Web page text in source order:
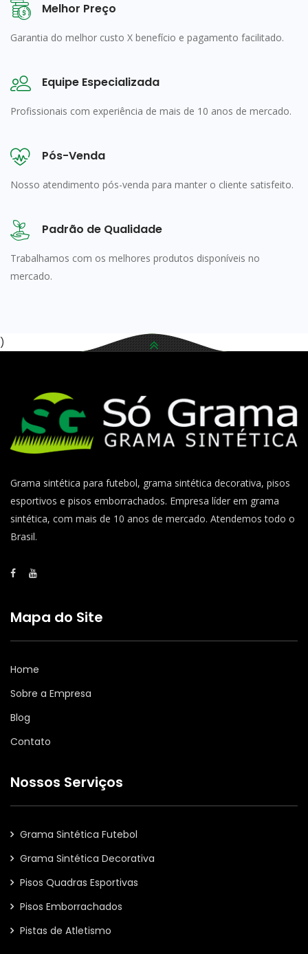
Melhor Preço
Garantia do melhor custo X benefício e pagamento facilitado.
Equipe Especializada
Profissionais com experiência de mais de 10 anos de mercado.
Pós-Venda
Nosso atendimento pós-venda para manter o cliente satisfeito.
Padrão de Qualidade
Trabalhamos com os melhores produtos disponíveis no
mercado.
)
Grama sintética para futebol, grama sintética decorativa, pisos
esportivos e pisos emborrachados. Empresa líder em grama
sintética, com mais de 10 anos de mercado. Atendemos todo o
Brasil.
Mapa do Site
Home
Sobre a Empresa
Blog
Contato
Nossos Serviços
Grama Sintética Futebol
Grama Sintética Decorativa
Pisos Quadras Esportivas
Pisos Emborrachados
Pistas de Atletismo